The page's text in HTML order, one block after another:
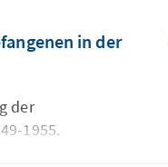
im Gespräch
in der
der
1955.